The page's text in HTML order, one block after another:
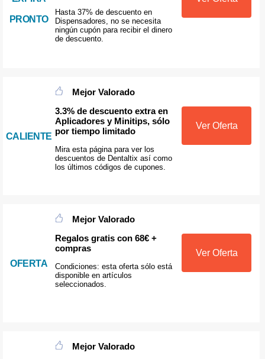
PRONTO
Hasta 37% de descuento en
Dispensadores, no se necesita
ningún cupón para recibir el dinero
de descuento.
CALIENTE
Mejor Valorado
3.3% de descuento extra en
Aplicadores y Minitips, sólo
por tiempo limitado
Mira esta página para ver los
descuentos de Dentaltix así como
los últimos códigos de cupones.
Ver Oferta
OFERTA
Mejor Valorado
Regalos gratis con 68€ +
compras
Condiciones: esta oferta sólo está
disponible en artículos
seleccionados.
Ver Oferta
Mejor Valorado